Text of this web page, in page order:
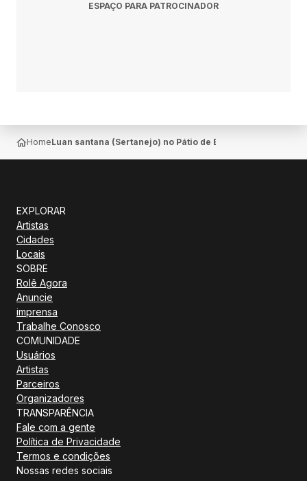
ESPAÇO PARA PATROCINADOR
HomeLuan santana (Sertanejo) no Pátio de Eventos Luiz
EXPLORAR
Artistas
Cidades
Locais
SOBRE
Rolê Agora
Anuncie
imprensa
Trabalhe Conosco
COMUNIDADE
Usuários
Artistas
Parceiros
Organizadores
TRANSPARÊNCIA
Fale com a gente
Política de Privacidade
Termos e condições
Nossas redes sociais